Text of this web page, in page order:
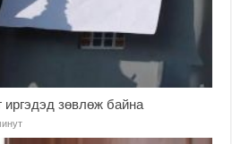
иргэдэд зөвлөж байна